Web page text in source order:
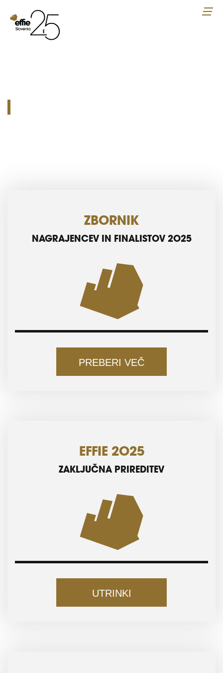
ZBORNIK
NAGRAJENCEV IN FINALISTOV 2025
PREBERI VEČ
EFFIE 2025
ZAKLJUČNA PRIREDITEV
UTRINKI